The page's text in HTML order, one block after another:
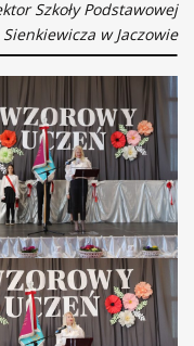
Szkoły Podstawowej
w Jaczowie